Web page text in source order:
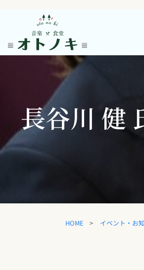
長谷川 健
HOME > イベント・お